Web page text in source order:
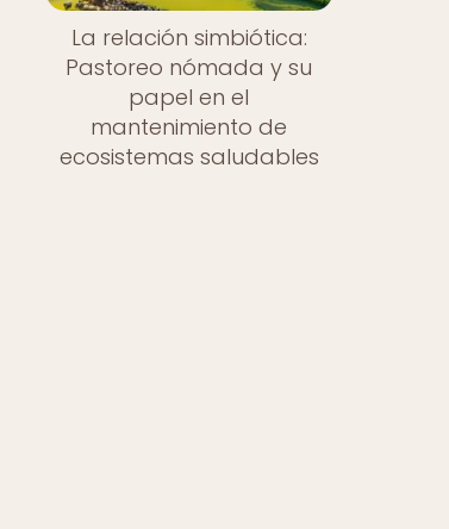
La relación simbiótica:
Pastoreo nómada y su
papel en el
mantenimiento de
ecosistemas saludables